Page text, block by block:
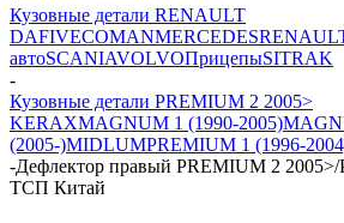
Кузовные детали RENAULT
DAFIVECOMANMERCEDES
автоSCANIAVOLVOПрицепыSITRAK
-
Кузовные детали PREMIUM 2 2005>
KERAXMAGNUM 1 (1990-2005)
(2005-)MIDLUMPREMIUM 1 (1996-
-Дефлектор правый PREMIUM 2
ТСП Китай